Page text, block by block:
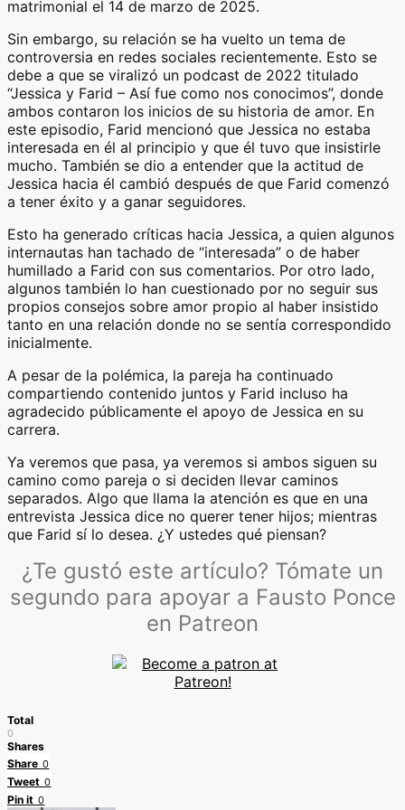
matrimonial el 14 de marzo de 2025.
Sin embargo, su relación se ha vuelto un tema de
controversia en redes sociales recientemente. Esto se
debe a que se viralizó un podcast de 2022 titulado
“Jessica y Farid – Así fue como nos conocimos”, donde
ambos contaron los inicios de su historia de amor. En
este episodio, Farid mencionó que Jessica no estaba
interesada en él al principio y que él tuvo que insistirle
mucho. También se dio a entender que la actitud de
Jessica hacia él cambió después de que Farid comenzó
a tener éxito y a ganar seguidores.
Esto ha generado críticas hacia Jessica, a quien algunos
internautas han tachado de “interesada” o de haber
humillado a Farid con sus comentarios. Por otro lado,
algunos también lo han cuestionado por no seguir sus
propios consejos sobre amor propio al haber insistido
tanto en una relación donde no se sentía correspondido
inicialmente.
A pesar de la polémica, la pareja ha continuado
compartiendo contenido juntos y Farid incluso ha
agradecido públicamente el apoyo de Jessica en su
carrera.
Ya veremos que pasa, ya veremos si ambos siguen su
camino como pareja o si deciden llevar caminos
separados. Algo que llama la atención es que en una
entrevista Jessica dice no querer tener hijos; mientras
que Farid sí lo desea. ¿Y ustedes qué piensan?
¿Te gustó este artículo? Tómate un
segundo para apoyar a Fausto Ponce
en Patreon
Total
0
Shares
Share 0
Tweet 0
Pin it 0